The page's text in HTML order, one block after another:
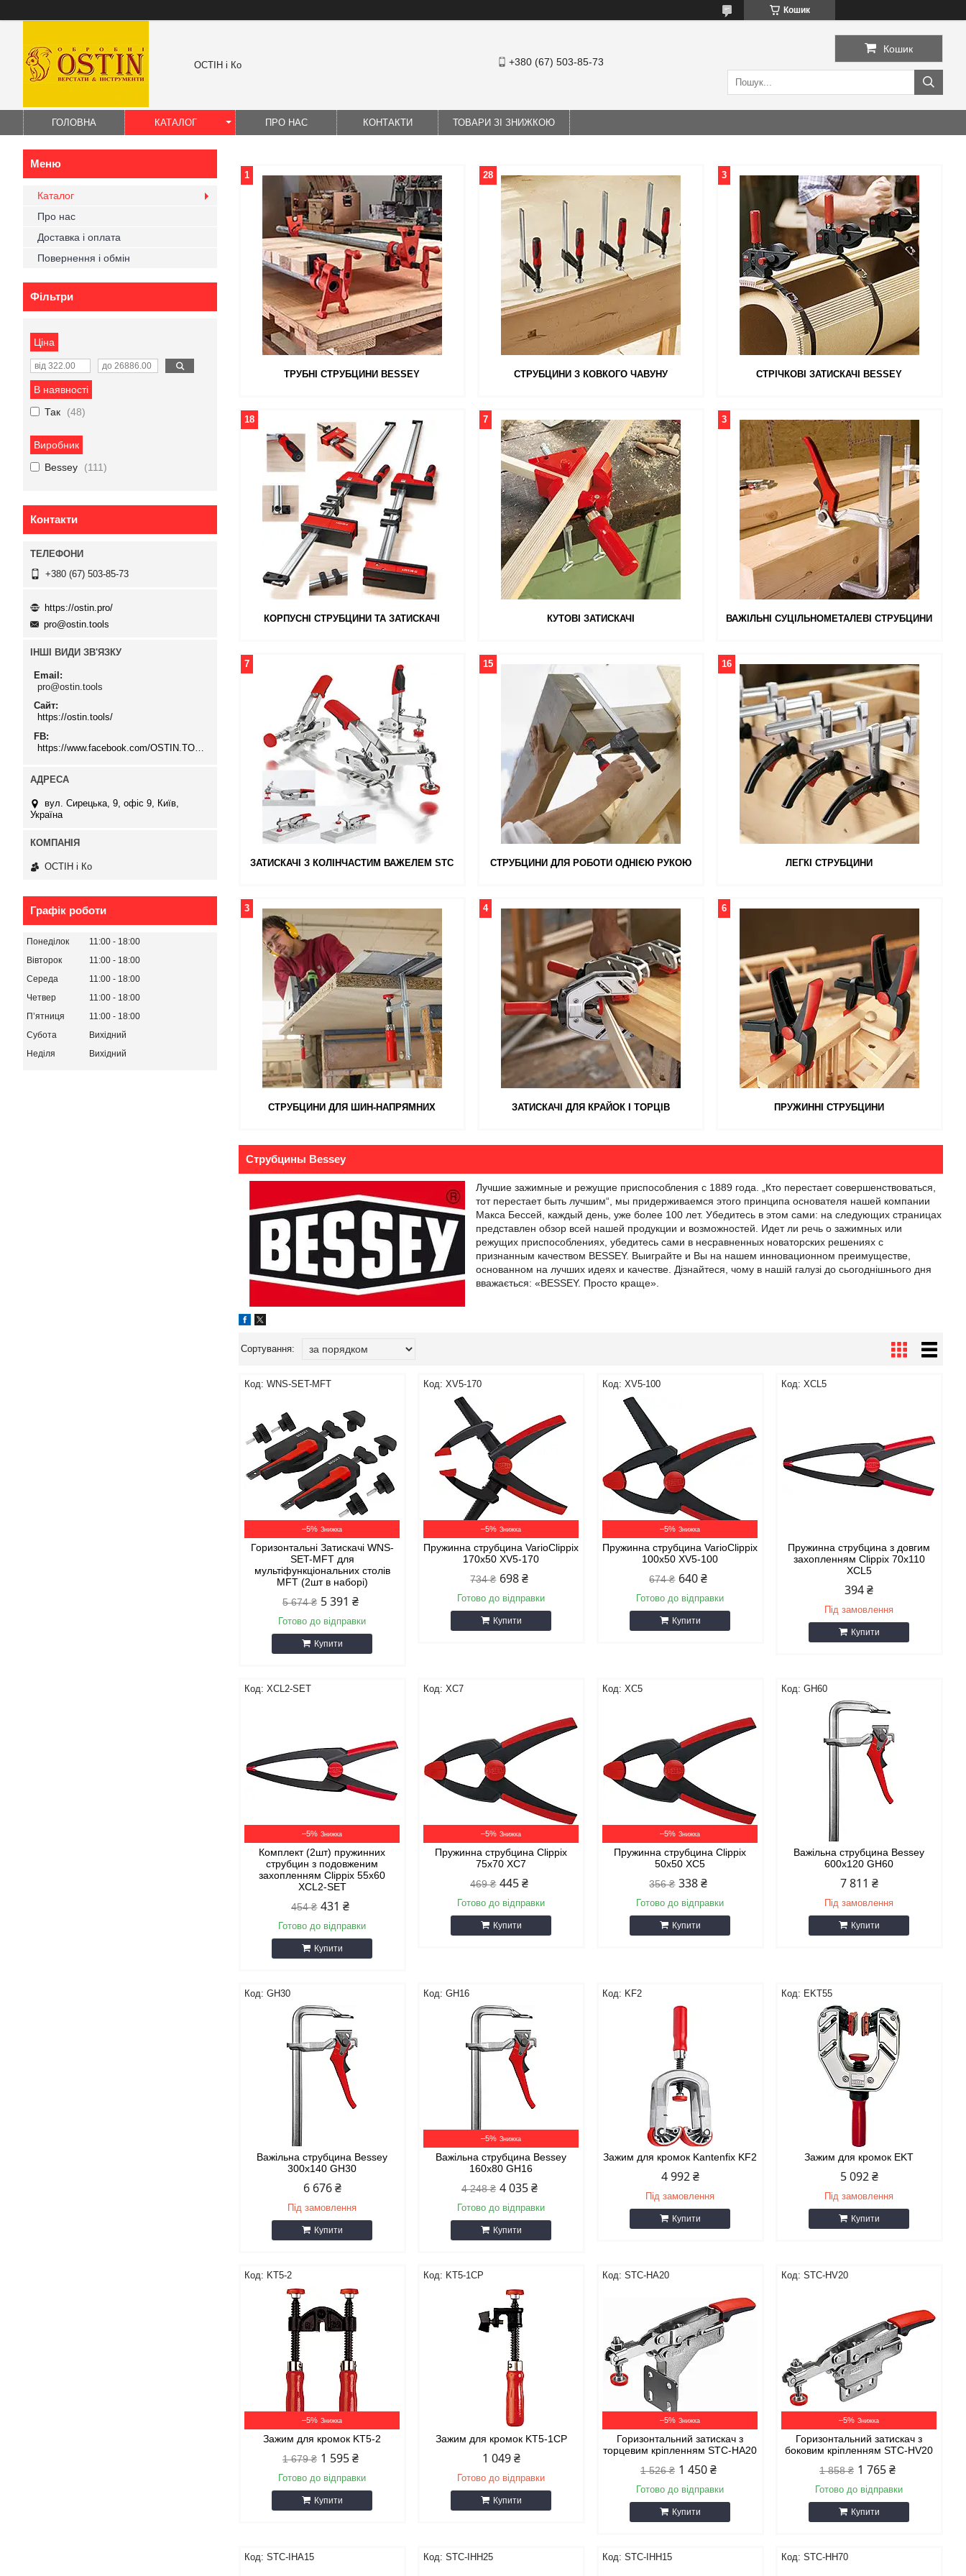
Кошик
ОСТІН і Ко +380 (67) 503-85-73
Кошик
ГОЛОВНА КАТАЛОГ ПРО НАС КОНТАКТИ ТОВАРИ ЗІ ЗНИЖКОЮ
ТРУБНІ СТРУБЦИНИ BESSEY
1
СТРУБЦИНИ З КОВКОГО ЧАВУНУ
28
СТРІЧКОВІ ЗАТИСКАЧІ BESSEY
3
КОРПУСНІ СТРУБЦИНИ ТА ЗАТИСКАЧІ
18
КУТОВІ ЗАТИСКАЧІ
7
ВАЖІЛЬНІ СУЦІЛЬНОМЕТАЛЕВІ СТРУБЦИНИ
3
ЗАТИСКАЧІ З КОЛІНЧАСТИМ ВАЖЕЛЕМ STC
7
СТРУБЦИНИ ДЛЯ РОБОТИ ОДНІЄЮ РУКОЮ
15
ЛЕГКІ СТРУБЦИНИ
16
СТРУБЦИНИ ДЛЯ ШИН-НАПРЯМНИХ
3
ЗАТИСКАЧІ ДЛЯ КРАЙОК І ТОРЦІВ
4
ПРУЖИННІ СТРУБЦИНИ
6
Струбцины Bessey
Лучшие зажимные и режущие приспособления с 1889 года. „Кто перестает совершенствоваться,
тот перестает быть лучшим“, мы придерживаемся этого принципа основателя нашей компании
Макса Бессей, каждый день, уже более 100 лет. Убедитесь в этом сами: на следующих страницах
представлен обзор всей нашей продукции и возможностей. Идет ли речь о зажимных или
режущих приспособлениях, убедитесь сами в несравненных новаторских решениях с
признанным качеством BESSEY. Выиграйте и Вы на нашем инновационном преимуществе,
основанном на лучших идеях и качестве. Дізнайтеся, чому в нашій галузі до сьогоднішнього дня
вважається: «BESSEY. Просто краще».
WNS-SET-MFT
–5%
Горизонтальні Затискачі WNS-
SET-MFT для
мультіфункціональних столів
MFT (2шт в наборі)
5 674 ₴ 5 391 ₴
Готово до відправки
Купити
XV5-170
–5%
Пружинна струбцина VarioClippix
170x50 XV5-170
734 ₴ 698 ₴
Готово до відправки
Купити
XV5-100
–5%
Пружинна струбцина VarioClippix
100x50 XV5-100
674 ₴ 640 ₴
Готово до відправки
Купити
XCL5
Пружинна струбцина з довгим
захопленням Clippix 70x110
XCL5
394 ₴
Під замовлення
Купити
XCL2-SET
–5%
Комплект (2шт) пружинних
струбцин з подовженим
захопленням Clippix 55x60
XCL2-SET
454 ₴ 431 ₴
Готово до відправки
Купити
XC7
–5%
Пружинна струбцина Clippix
75x70 XC7
469 ₴ 445 ₴
Готово до відправки
Купити
XC5
–5%
Пружинна струбцина Clippix
50x50 XC5
356 ₴ 338 ₴
Готово до відправки
Купити
GH60
Важільна струбцина Bessey
600x120 GH60
7 811 ₴
Під замовлення
Купити
GH30
Важільна струбцина Bessey
300x140 GH30
6 676 ₴
Під замовлення
Купити
GH16
–5%
Важільна струбцина Bessey
160x80 GH16
4 248 ₴ 4 035 ₴
Готово до відправки
Купити
KF2
Зажим для кромок Kantenfix KF2
4 992 ₴
Під замовлення
Купити
EKT55
Зажим для кромок EKT
5 092 ₴
Під замовлення
Купити
KT5-2
–5%
Зажим для кромок KT5-2
1 679 ₴ 1 595 ₴
Готово до відправки
Купити
KT5-1CP
Зажим для кромок KT5-1CP
1 049 ₴
Готово до відправки
Купити
STC-HA20
–5%
Горизонтальний затискач з
торцевим кріпленням STC-HA20
1 526 ₴ 1 450 ₴
Готово до відправки
Купити
STC-HV20
–5%
Горизонтальний затискач з
боковим кріпленням STC-HV20
1 858 ₴ 1 765 ₴
Готово до відправки
Купити
STC-IHA15 STC-IHH25 STC-IHH15 STC-HH70
Каталог
Про нас
Доставка і оплата
Повернення і обмін
Фільтри
Ціна
В наявності
Так
48
Виробник
Bessey
111
Контакти
+380 (67) 503-85-73
https://ostin.pro/
pro@ostin.tools
ІНШІ ВИДИ ЗВ'ЯЗКУ
Email
pro@ostin.tools
Сайт
https://ostin.tools/
FB
вул. Сирецька, 9, офіс 9, Київ,
Україна
ОСТІН і Ко
Графік роботи
Понеділок 11:00
18:00
Вівторок
11:00
18:00
Середа
11:00
18:00
Четвер
11:00
18:00
Пʼятниця
11:00
18:00
Субота
Вихідний
Неділя
Вихідний